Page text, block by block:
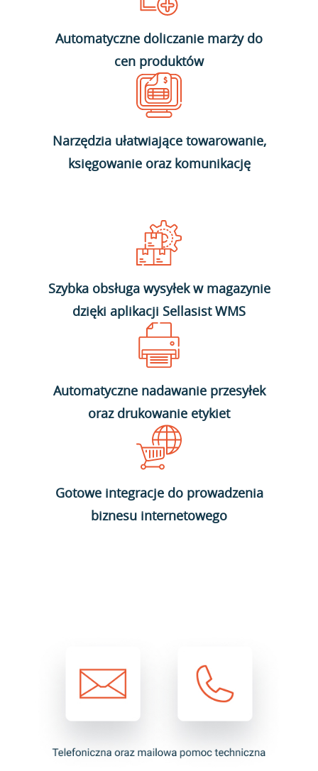
Automatyczne doliczanie marży do
cen produktów
Narzędzia ułatwiające towarowanie,
księgowanie oraz komunikację
Szybka obsługa wysyłek w magazynie
dzięki aplikacji Sellasist WMS
Automatyczne nadawanie przesyłek
oraz drukowanie etykiet
Gotowe integracje do prowadzenia
biznesu internetowego